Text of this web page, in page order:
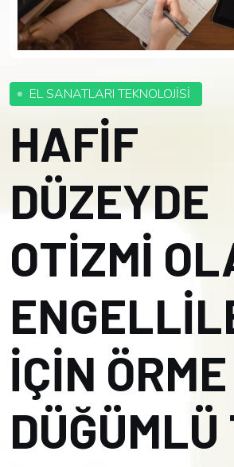
EL SANATLARI TEKNOLOJİSİ
HAFİF
DÜZEYDE
OTİZMİ
İÇİN